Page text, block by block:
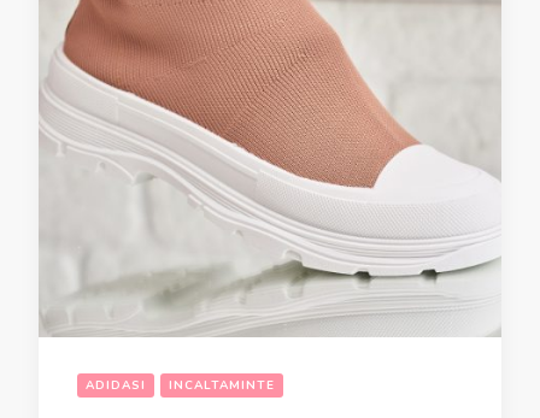
ADIDASI INCALTAMINTE